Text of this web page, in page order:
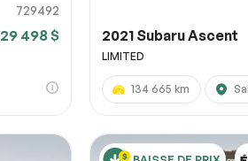
729492
29 498 $ 2021 Subaru Ascent
LIMITED
134 665 km